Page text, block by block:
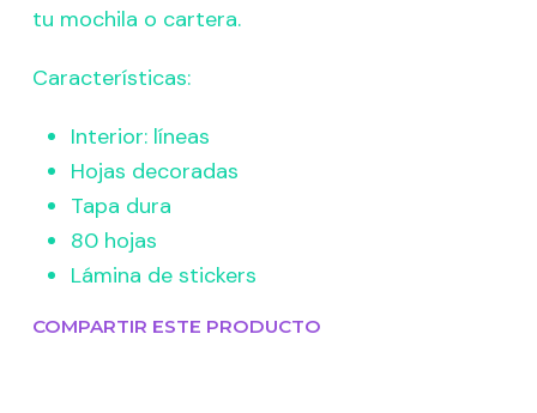
tu mochila o cartera.
Características:
Interior: líneas
Hojas decoradas
Tapa dura
80 hojas
Lámina de stickers
COMPARTIR ESTE PRODUCTO